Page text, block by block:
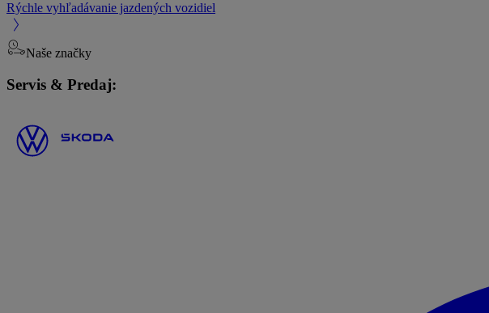
Rýchle vyhľadávanie jazdených vozidiel
Naše značky
Servis & Predaj: